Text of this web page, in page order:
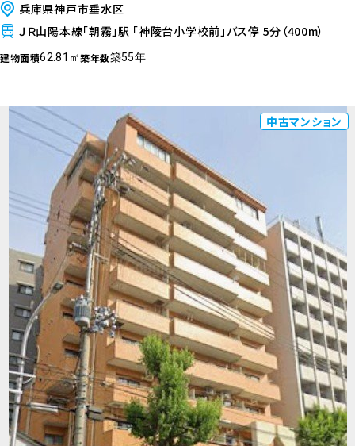
兵庫県神戸市垂水区
ＪＲ山陽本線「朝霧」駅 「神陵台小学校前」バス停 5分（400m）
建物面積62.81㎡築年数築55年
中古マンション